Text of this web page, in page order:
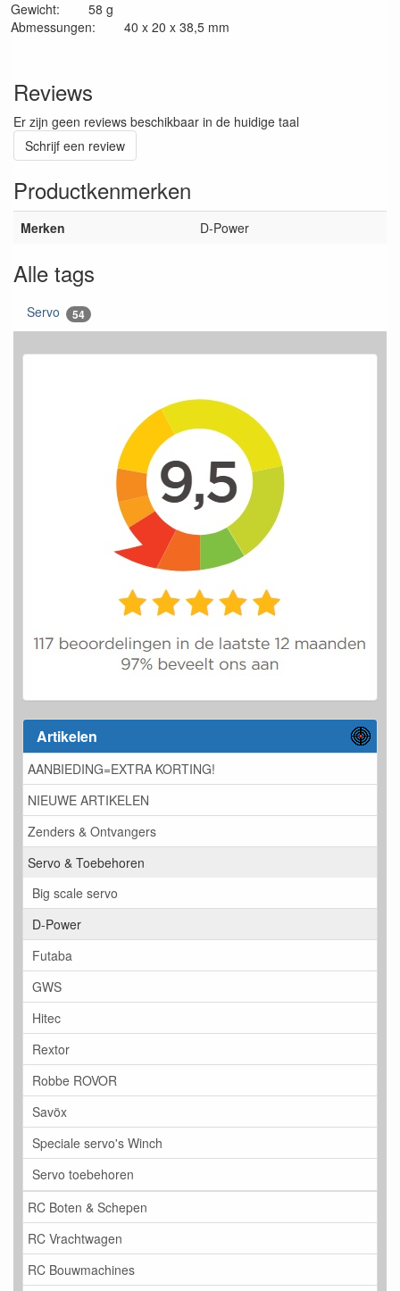
Artikelen
AANBIEDING=EXTRA KORTING!
NIEUWE ARTIKELEN
Zenders & Ontvangers
Servo & Toebehoren
Big scale servo
D-Power
Futaba
GWS
Hitec
Rextor
Robbe ROVOR
Savöx
Speciale servo's Winch
Servo toebehoren
RC Boten & Schepen
RC Vrachtwagen
RC Bouwmachines
Gewicht: 58 g
Abmessungen: 40 x 20 x 38,5 mm
Reviews
Er zijn geen reviews beschikbaar in de huidige taal
Schrijf een review
Productkenmerken
Merken D-Power
Alle tags
Servo 54